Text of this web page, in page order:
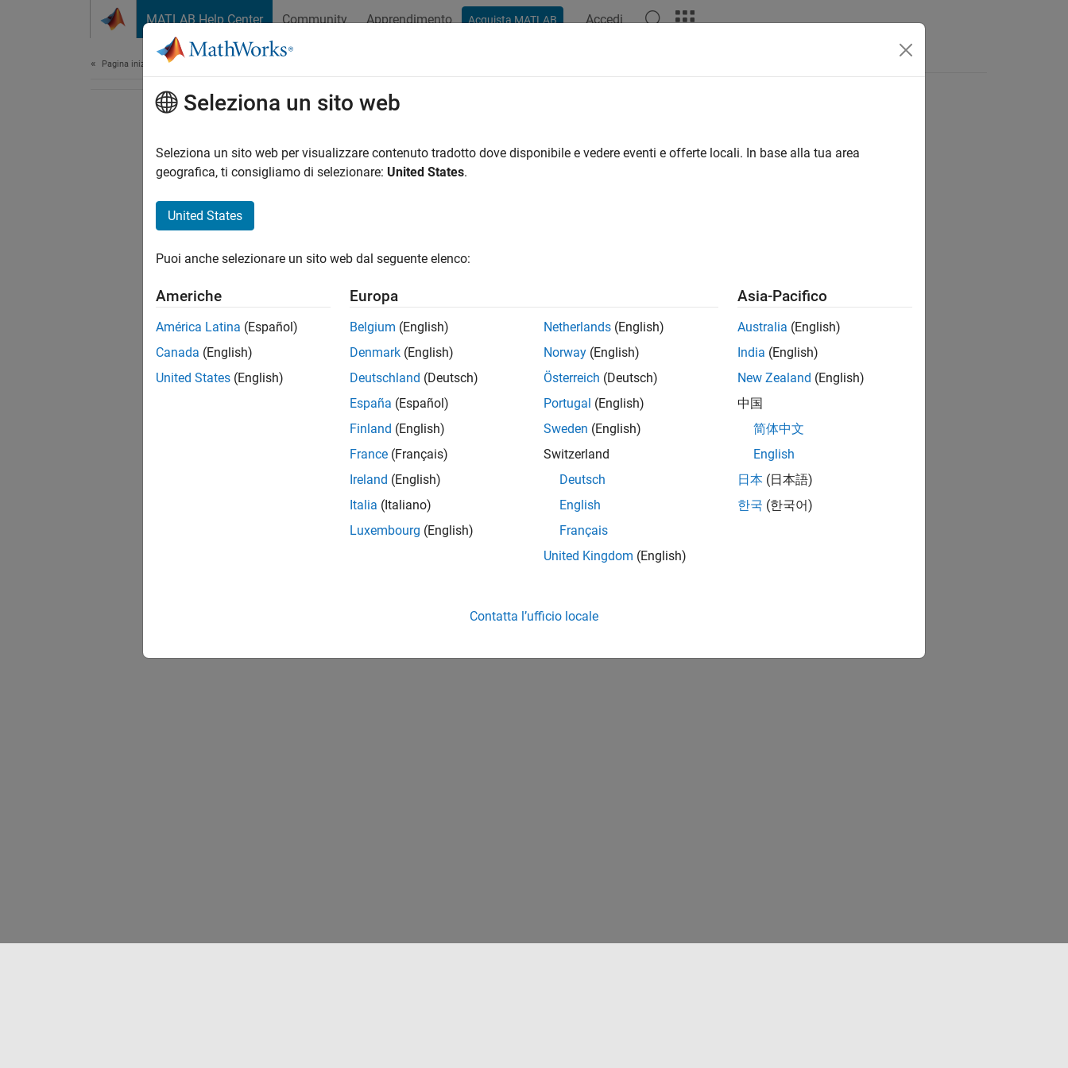
MATLAB Help Center Community Apprendimento Acquista MATLAB Accedi
Pagina iniziale della documentazione
Seleziona un sito web
Seleziona un sito web per visualizzare contenuto tradotto dove disponibile e vedere eventi e offerte locali. In base alla tua area
geografica, ti consigliamo di selezionare: United States.
United States
Puoi anche selezionare un sito web dal seguente elenco:
Americhe
América Latina (Español)
Canada (English)
United States (English)
Europa
Belgium (English)
Denmark (English)
Deutschland (Deutsch)
España (Español)
Finland (English)
France (Français)
Ireland (English)
Italia (Italiano)
Luxembourg (English)
Netherlands (English)
Norway (English)
Österreich (Deutsch)
Portugal (English)
Sweden (English)
Switzerland
Deutsch
English
Français
United Kingdom (English)
Asia-Pacifico
Australia (English)
India (English)
New Zealand (English)
中国
简体中文
English
日本 (日本語)
한국 (한국어)
Contatta l’ufficio locale